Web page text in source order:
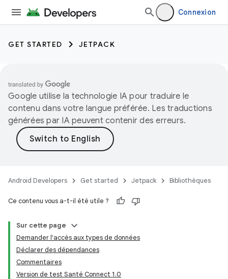
Connexion
GET STARTED JETPACK
Google utilise la technologie IA pour traduire le
contenu dans votre langue préférée. Les traductions
générées par IA peuvent contenir des erreurs.
Android Developers Get started Jetpack Bibliothèques
Ce contenu vous a-t-il été utile ?
Sur cette page
Demander l'accès aux types de données
Déclarer des dépendances
Commentaires
Version de test Santé Connect 1.0